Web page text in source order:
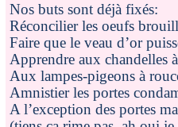
Nos buts sont déjà fixés:
Réconcilier les oeufs
Faire que le veau d’or
Apprendre aux chandelles
Aux lampes-pigeons à
Amnistier les portes
A l’exception des portes